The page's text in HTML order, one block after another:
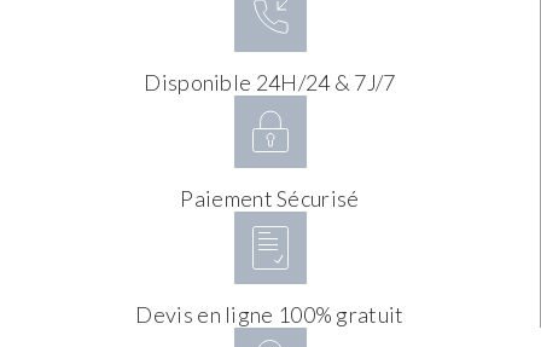
Disponible 24H/24 & 7J/7
Paiement Sécurisé
Devis en ligne 100% gratuit